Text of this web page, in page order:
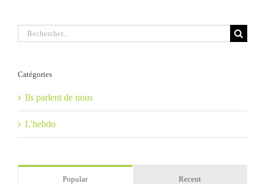
Rechercher:
Catégories
Ils parlent de nous
L'hebdo
Popular Recent